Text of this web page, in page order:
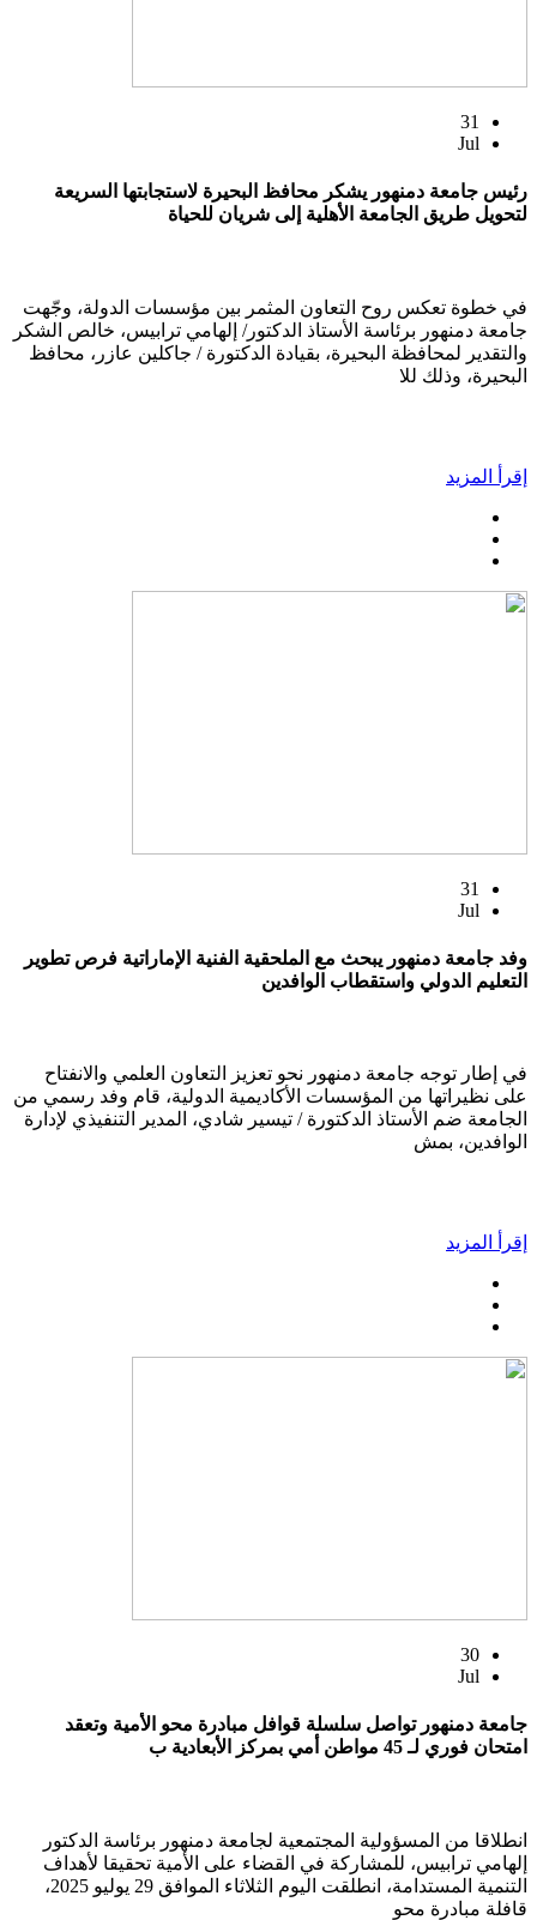
31
Jul
رئيس جامعة دمنهور يشكر محافظ البحيرة لاستجابتها السريعة
لتحويل طريق الجامعة الأهلية إلى شريان للحياة
في خطوة تعكس روح التعاون المثمر بين مؤسسات الدولة، وجّهت
جامعة دمنهور برئاسة الأستاذ الدكتور/ إلهامي ترابيس، خالص الشكر
والتقدير لمحافظة البحيرة، بقيادة الدكتورة / جاكلين عازر، محافظ
البحيرة، وذلك للا
إقرأ المزيد
31
Jul
وفد جامعة دمنهور يبحث مع الملحقية الفنية الإماراتية فرص تطوير
التعليم الدولي واستقطاب الوافدين
في إطار توجه جامعة دمنهور نحو تعزيز التعاون العلمي والانفتاح
على نظيراتها من المؤسسات الأكاديمية الدولية، قام وفد رسمي من
الجامعة ضم الأستاذ الدكتورة / تيسير شادي، المدير التنفيذي لإدارة
الوافدين، بمش
إقرأ المزيد
30
Jul
جامعة دمنهور تواصل سلسلة قوافل مبادرة محو الأمية وتعقد
امتحان فوري لـ 45 مواطن أمي بمركز الأبعادية ب
انطلاقا من المسؤولية المجتمعية لجامعة دمنهور برئاسة الدكتور
إلهامي ترابيس، للمشاركة في القضاء على الأمية تحقيقا لأهداف
التنمية المستدامة، انطلقت اليوم الثلاثاء الموافق 29 يوليو 2025،
قافلة مبادرة محو